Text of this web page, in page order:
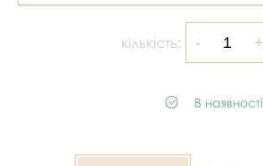
кількість:
В наявності